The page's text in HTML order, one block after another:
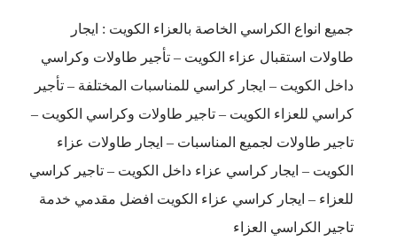
جميع انواع الكراسي الخاصة بالعزاء الكويت : ايجار
طاولات استقبال عزاء الكويت – تأجير طاولات وكراسي
داخل الكويت – ايجار كراسي للمناسبات المختلفة – تأجير
كراسي للعزاء الكويت – تاجير طاولات وكراسي الكويت –
تاجير طاولات لجميع المناسبات – ايجار طاولات عزاء
الكويت – ايجار كراسي عزاء داخل الكويت – تاجير كراسي
للعزاء – ايجار كراسي عزاء الكويت افضل مقدمي خدمة
تاجير الكراسي العزاء